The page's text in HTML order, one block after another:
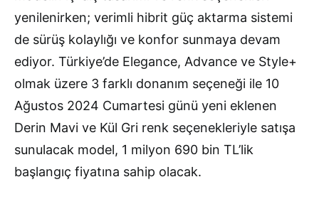
yenilenirken; verimli hibrit güç aktarma sistemi
de sürüş kolaylığı ve konfor sunmaya devam
ediyor. Türkiye’de Elegance, Advance ve Style+
olmak üzere 3 farklı donanım seçeneği ile 10
Ağustos 2024 Cumartesi günü yeni eklenen
Derin Mavi ve Kül Gri renk seçenekleriyle satışa
sunulacak model, 1 milyon 690 bin TL’lik
başlangıç fiyatına sahip olacak.